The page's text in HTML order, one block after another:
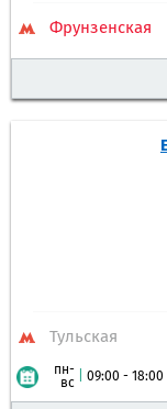
Фрунзенская
Тульская
пн-
вс
09:00 - 18:00